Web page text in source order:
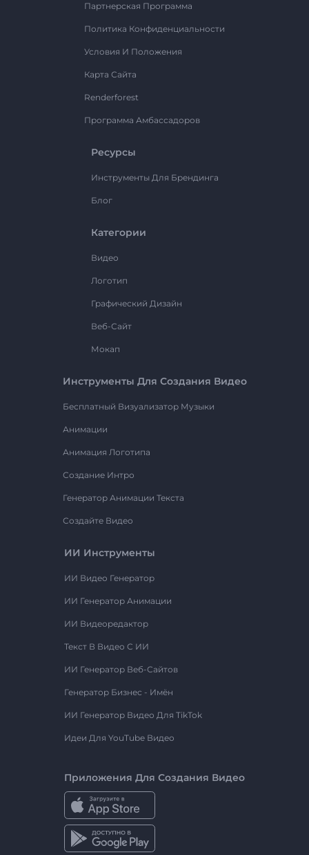
Партнерская Программа
Политика Конфиденциальности
Условия И Положения
Карта Сайта
Renderforest
Программа Амбассадоров
Ресурсы
Инструменты Для Брендинга
Блог
Категории
Видео
Логотип
Графический Дизайн
Веб-Сайт
Мокап
Инструменты Для Создания Видео
Бесплатный Визуализатор Музыки
Анимации
Анимация Логотипа
Создание Интро
Генератор Анимации Текста
Создайте Видео
ИИ Инструменты
ИИ Видео Генератор
ИИ Генератор Анимации
ИИ Видеоредактор
Текст В Видео С ИИ
ИИ Генератор Веб-Сайтов
Генератор Бизнес - Имён
ИИ Генератор Видео Для TikTok
Идеи Для YouTube Видео
Приложения Для Создания Видео